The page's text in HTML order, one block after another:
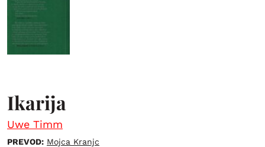
Ikarija
Uwe Timm
PREVOD: Mojca Kranjc